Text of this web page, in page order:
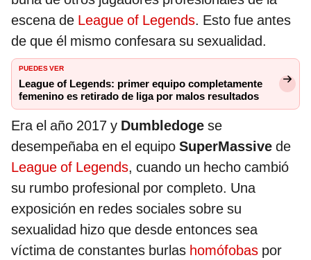
escena de League of Legends. Esto fue antes
de que él mismo confesara su sexualidad.
PUEDES VER
League of Legends: primer equipo completamente
femenino es retirado de liga por malos resultados
Era el año 2017 y Dumbledoge se
desempeñaba en el equipo SuperMassive de
League of Legends, cuando un hecho cambió
su rumbo profesional por completo. Una
exposición en redes sociales sobre su
sexualidad hizo que desde entonces sea
víctima de constantes burlas homófobas por